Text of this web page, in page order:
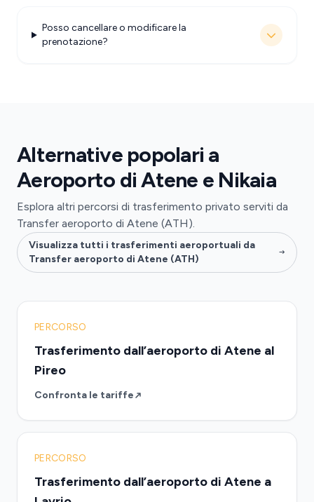
Posso cancellare o modificare la
prenotazione?
Alternative popolari a
Aeroporto di Atene e Nikaia
Esplora altri percorsi di trasferimento privato serviti da
Transfer aeroporto di Atene (ATH).
Visualizza tutti i trasferimenti aeroportuali da
Transfer aeroporto di Atene (ATH)
PERCORSO
Trasferimento dall’aeroporto di Atene al
Pireo
Confronta le tariffe
PERCORSO
Trasferimento dall’aeroporto di Atene a